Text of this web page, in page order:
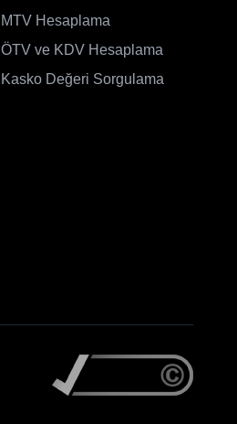
MTV Hesaplama
ÖTV ve KDV Hesaplama
Kasko Değeri Sorgulama